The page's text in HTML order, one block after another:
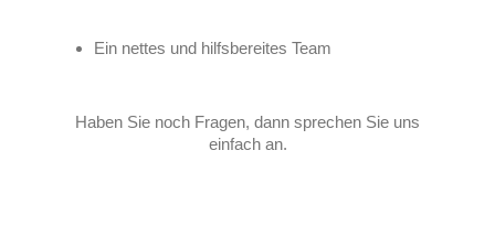
Ein nettes und hilfsbereites Team
Haben Sie noch Fragen, dann sprechen Sie uns
einfach an.